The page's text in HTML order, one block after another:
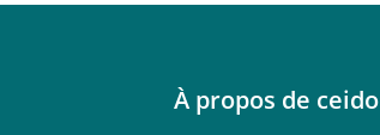
À propos de ceido